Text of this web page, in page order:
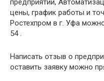
предприятий,
цены, график работы и
Ростехпром в г. Уфа
54 .
Написать отзыв о
оставить заявку можно